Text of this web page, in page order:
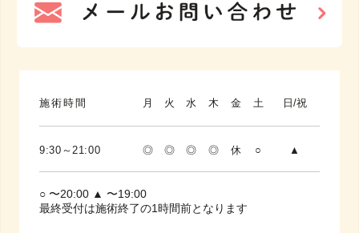
施術時間 月 火 水 木 金 土 日/祝
9:30～21:00 ◎ ◎ ◎ ◎ 休 ○ ▲
○ 〜20:00 ▲ 〜19:00
最終受付は施術終了の1時間前となります